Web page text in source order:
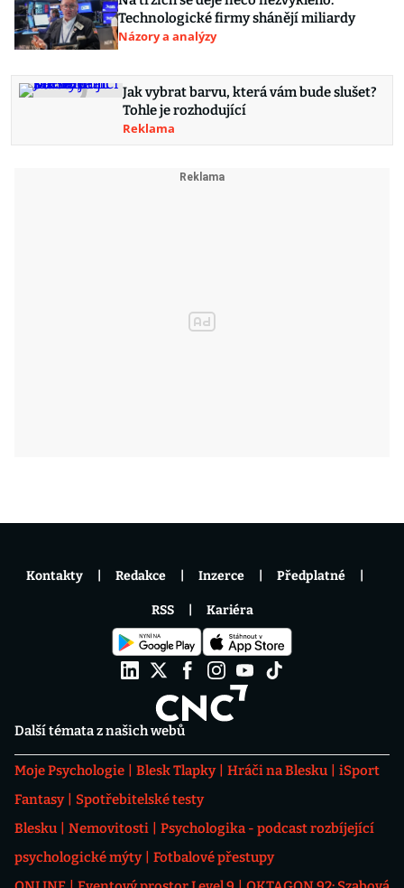
Technologické firmy shánějí miliardy
Názory a analýzy
Jak vybrat barvu, která vám bude slušet?
Tohle je rozhodující
Reklama
Další témata z našich webů
Moje Psychologie Blesk Tlapky Hráči na Blesku
iSport
Fantasy
Spotřebitelské testy
Blesku
Nemovitosti
Psychologika - podcast rozbíjející
psychologické mýty
Fotbalové přestupy
Kontakty Redakce Inzerce Předplatné
RSS Kariéra